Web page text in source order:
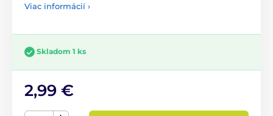
Viac informácií ›
Skladom 1 ks
2,99 €